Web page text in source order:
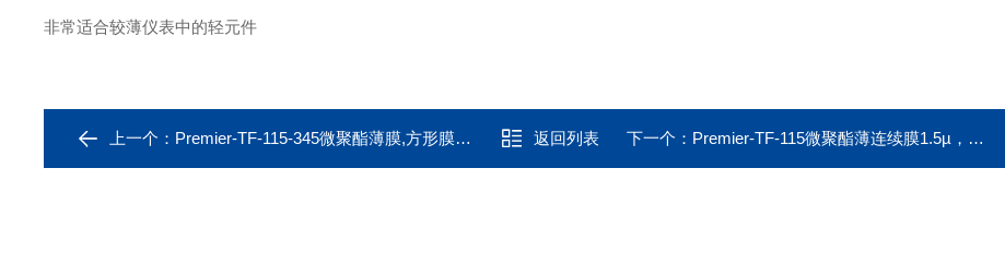
非常适合较薄仪表中的轻元件
上一个： Premier-TF-115-345微聚酯薄膜,方形膜1.5µ，3〃x 3′ 返回列表 下一个： Premier-TF-115微聚酯薄连续膜1.5µ，3〃x 300′